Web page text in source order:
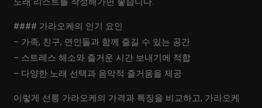
#### 가라오케의 인기 요인
– 가족, 친구, 연인들과 함께 즐길 수 있는 공간
– 스트레스 해소와 즐거운 시간 보내기에 적합
– 다양한 노래 선택과 음악적 즐거움을 제공
이렇게 선릉 가라오케의 가격과 특징을 비교하고, 가라오케